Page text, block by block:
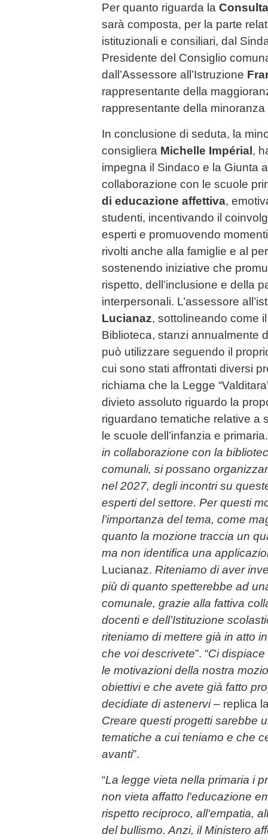
Per quanto riguarda la
sarà composta, per la parte
istituzionali e consiliari, dal
Presidente del Consiglio
dall’Assessore all’Istruzione
rappresentante della
rappresentante della minoranza
In conclusione di seduta, la
consigliera Michelle Impérial ,
impegna il Sindaco e la Giunta
collaborazione con le scuole
di educazione affettiva,
studenti, incentivando il
esperti e promuovendo
rivolti anche alla famiglie e al
sostenendo iniziative che
rispetto, dell’inclusione e della
interpersonali. L’assessore
Lucianaz, sottolineando come
Biblioteca, stanzi annualmente
può utilizzare seguendo il
cui sono stati affrontati diversi
richiama che la Legge
divieto assoluto riguardo la
riguardano tematiche relative a
le scuole dell’infanzia e primaria.
in collaborazione con la
comunali, si possano
nel 2027, degli incontri su
esperti del settore. Per questi
l’importanza del tema, come
quanto la mozione traccia un
ma non identifica una
Lucianaz. Riteniamo di aver
più di quanto spetterebbe ad
comunale, grazie alla fattiva
docenti e dell’Istituzione
riteniamo di mettere già in atto
che voi descrivete”. “Ci
le motivazioni della nostra
obiettivi e che avete già fatto
decidiate di astenervi– replica
Creare questi progetti sarebbe
tematiche a cui teniamo e che
avanti”.
“La legge vieta nella primaria i
non vieta affatto l'educazione
rispetto reciproco, all'empatia,
del bullismo. Anzi, il Ministero